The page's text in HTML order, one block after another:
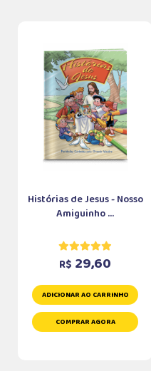
Histórias de Jesus - Nosso
Amiguinho ...
R$ 29,60
ADICIONAR AO CARRINHO
COMPRAR AGORA